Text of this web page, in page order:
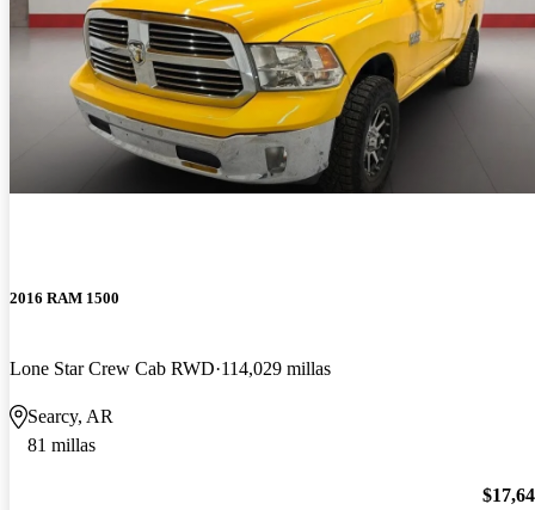
2016 RAM 1500
Lone Star Crew Cab RWD 114,029 millas
Searcy, AR
81 millas